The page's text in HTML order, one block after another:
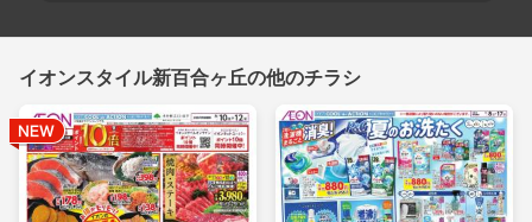
イオンスタイル新百合ヶ丘の他のチラシ